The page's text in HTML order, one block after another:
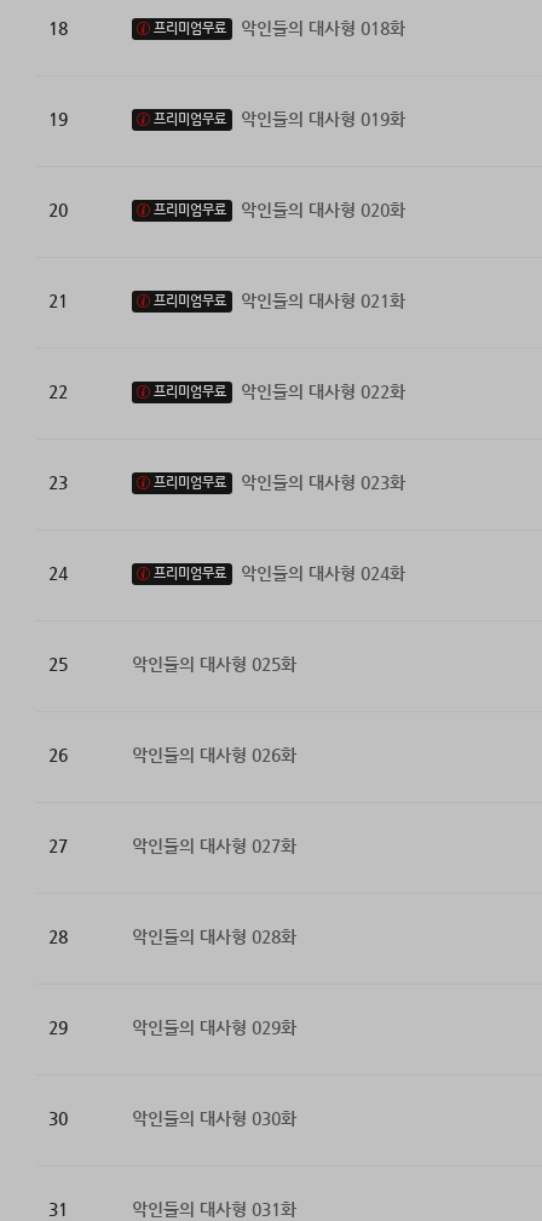
18 프리미엄무료 악인들의 대사형 018화
19 프리미엄무료 악인들의 대사형 019화
20 프리미엄무료 악인들의 대사형 020화
21 프리미엄무료 악인들의 대사형 021화
22 프리미엄무료 악인들의 대사형 022화
23 프리미엄무료 악인들의 대사형 023화
24 프리미엄무료 악인들의 대사형 024화
25 악인들의 대사형 025화
26 악인들의 대사형 026화
27 악인들의 대사형 027화
28 악인들의 대사형 028화
29 악인들의 대사형 029화
30 악인들의 대사형 030화
31 악인들의 대사형 031화